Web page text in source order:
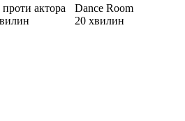
проти актора
Dance Room
20 хвилин